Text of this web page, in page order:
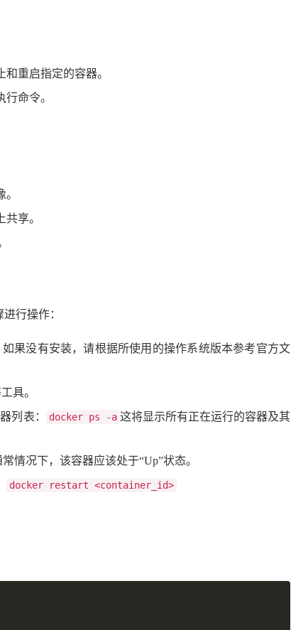
和重启指定的容器。
命令。
享。
行操作：
果没有安装，请根据所使用的操作系统版本参考官方文
具。
列表：
docker ps -a 这将显示所有正在运行的容器及其
情况下，该容器应该处于“Up”状态。
docker restart <container_id>